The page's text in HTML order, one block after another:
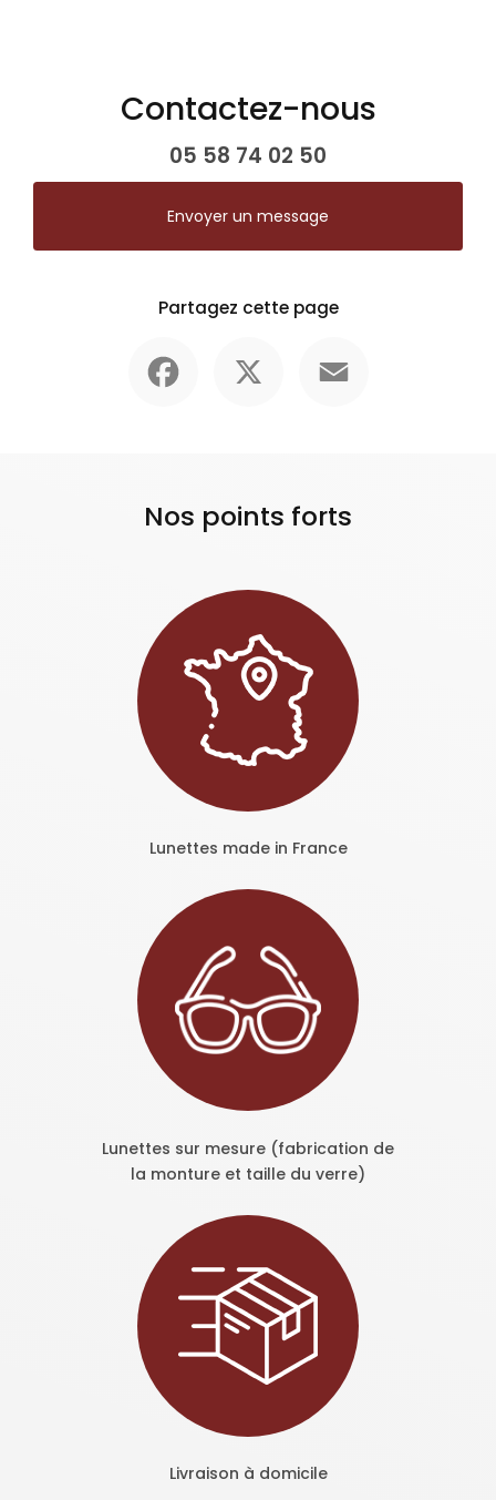
Contactez-nous
05 58 74 02 50
Envoyer un message
Partagez cette page
Nos points forts
Lunettes made in France
Lunettes sur mesure (fabrication de
la monture et taille du verre)
Livraison à domicile